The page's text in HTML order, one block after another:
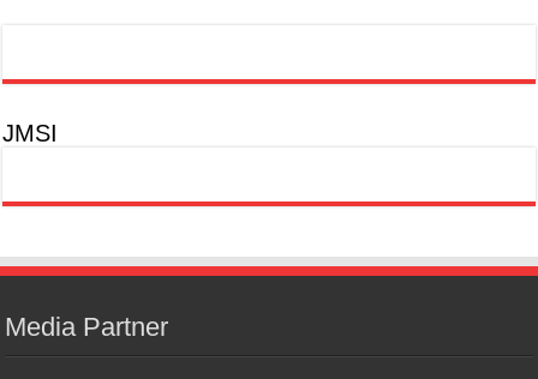
JMSI
Media Partner